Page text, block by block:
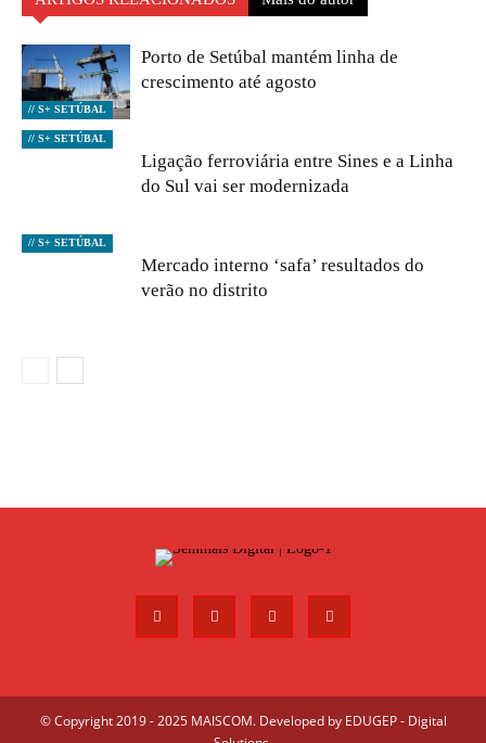
// S+ SETÚBAL
Porto de Setúbal mantém linha de
crescimento até agosto
// S+ SETÚBAL
Ligação ferroviária entre Sines e a Linha
do Sul vai ser modernizada
// S+ SETÚBAL
Mercado interno ‘safa’ resultados do
verão no distrito
© Copyright 2019 - 2025 MAISCOM. Developed by EDUGEP - Digital